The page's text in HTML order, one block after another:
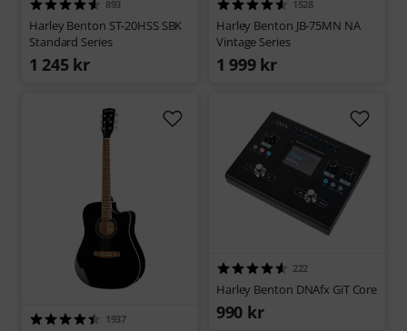
893
Harley Benton ST-20HSS SBK
Standard Series
1 245 kr
1528
Harley Benton JB-75MN NA
Vintage Series
1 999 kr
1937
222
Harley Benton DNAfx GiT Core
990 kr